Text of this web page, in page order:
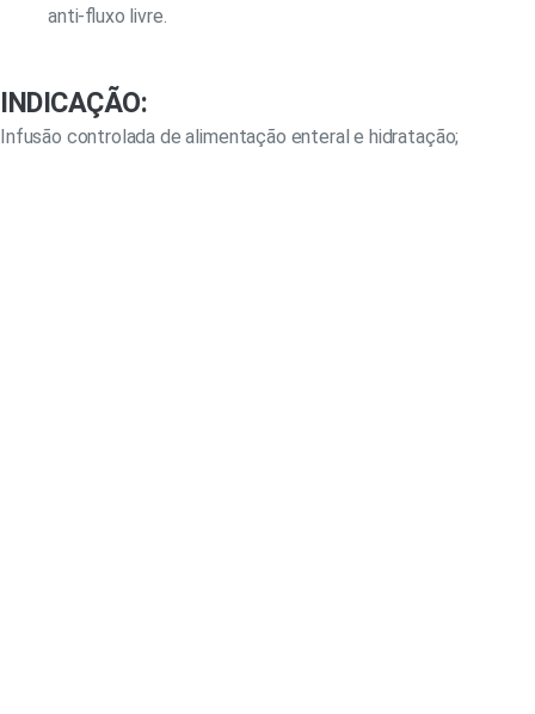
anti-fluxo livre.
INDICAÇÃO:
Infusão controlada de alimentação enteral e hidratação;